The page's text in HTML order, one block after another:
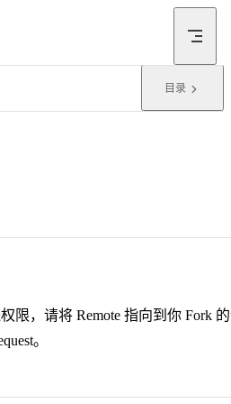
目录
限，请将 Remote 指向到你 Fork
。